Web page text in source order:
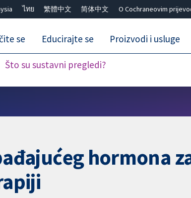
ไทย 繁體中文 简体中文 O Cochraneovim
Što su sustavni pregledi?
se Educirajte se Proizvodi i usluge
hormona